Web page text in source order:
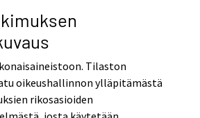
Tilaston
oikeushallinnon ylläpitämästä
rikosasioiden